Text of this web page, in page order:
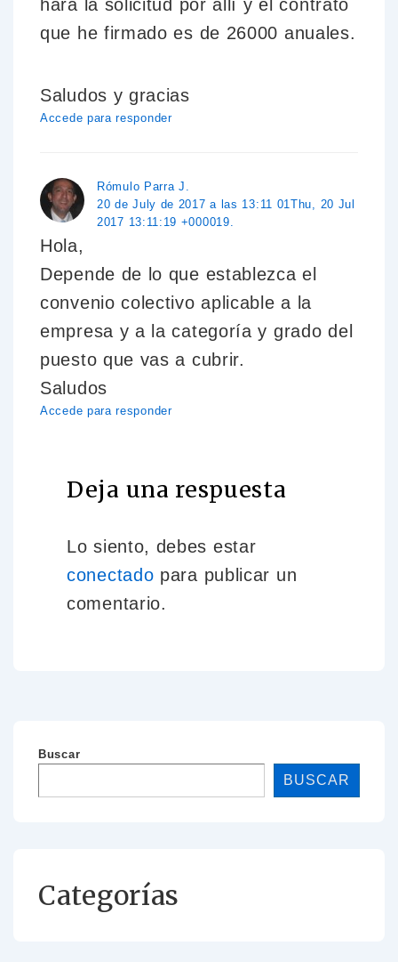
hará la solicitud por allí y el contrato
que he firmado es de 26000 anuales.
Saludos y gracias
Accede para responder
Rómulo Parra J.
20 de July de 2017 a las 13:11 01Thu, 20 Jul
2017 13:11:19 +000019.
Hola,
Depende de lo que establezca el
convenio colectivo aplicable a la
empresa y a la categoría y grado del
puesto que vas a cubrir.
Saludos
Accede para responder
Deja una respuesta
Lo siento, debes estar
conectado para publicar un
comentario.
Buscar
BUSCAR
Categorías